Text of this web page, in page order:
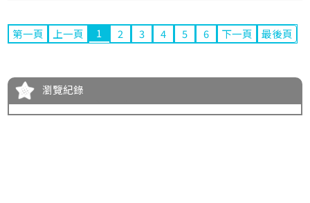
第一頁 上一頁 1 2 3 4 5 6 下一頁 最後頁
瀏覽紀錄